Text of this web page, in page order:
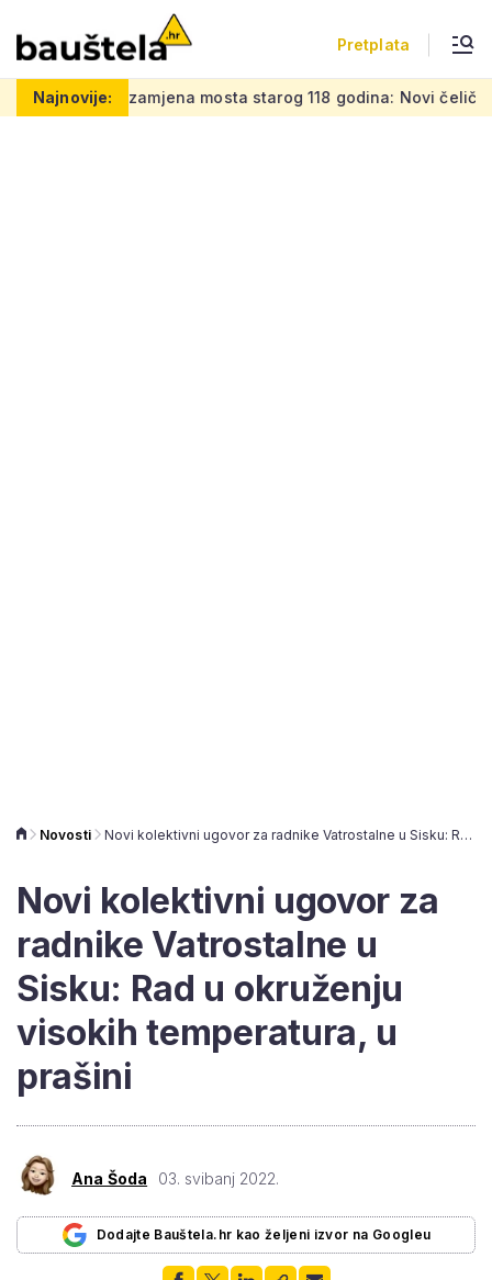
Pretplata
Najnovije:
zamjena mosta starog 118 godina: Novi čelični poluluk lebdi
Novosti Novi kolektivni ugovor za radnike Vatrostalne u Sisku: Rad u okruženju visokih temperatura, u prašini
Novi kolektivni ugovor za
radnike Vatrostalne u
Sisku: Rad u okruženju
visokih temperatura, u
prašini
Ana Šoda 03. svibanj 2022.
Dodajte Bauštela.hr kao željeni izvor na Googleu